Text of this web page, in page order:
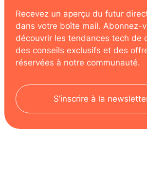
Recevez un aperçu du futur
dans votre boîte mail. Abonnez-
découvrir les tendances tech de
des conseils exclusifs et des
réservées à notre communauté.
S’inscrire à la